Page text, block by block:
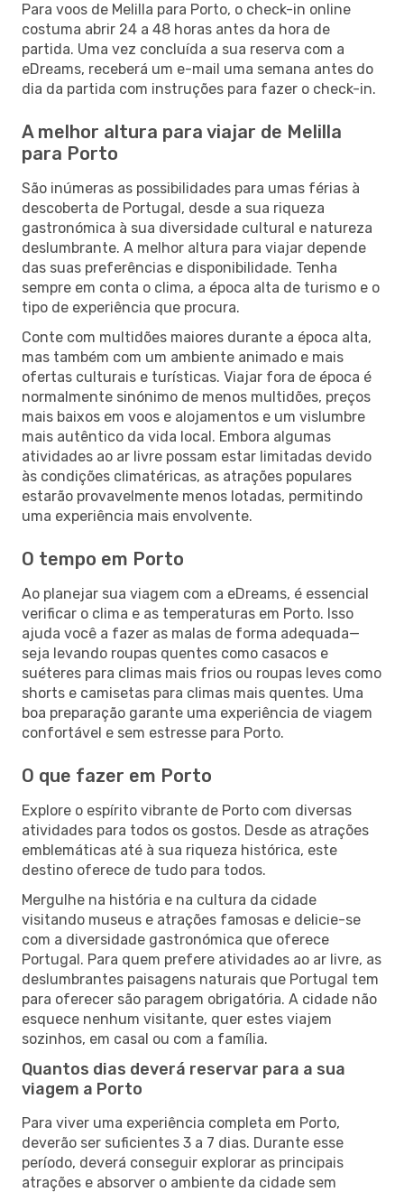
Para voos de Melilla para Porto, o check-in online
costuma abrir 24 a 48 horas antes da hora de
partida. Uma vez concluída a sua reserva com a
eDreams, receberá um e-mail uma semana antes do
dia da partida com instruções para fazer o check-in.
A melhor altura para viajar de Melilla
para Porto
São inúmeras as possibilidades para umas férias à
descoberta de Portugal, desde a sua riqueza
gastronómica à sua diversidade cultural e natureza
deslumbrante. A melhor altura para viajar depende
das suas preferências e disponibilidade. Tenha
sempre em conta o clima, a época alta de turismo e o
tipo de experiência que procura.
Conte com multidões maiores durante a época alta,
mas também com um ambiente animado e mais
ofertas culturais e turísticas. Viajar fora de época é
normalmente sinónimo de menos multidões, preços
mais baixos em voos e alojamentos e um vislumbre
mais autêntico da vida local. Embora algumas
atividades ao ar livre possam estar limitadas devido
às condições climatéricas, as atrações populares
estarão provavelmente menos lotadas, permitindo
uma experiência mais envolvente.
O tempo em Porto
Ao planejar sua viagem com a eDreams, é essencial
verificar o clima e as temperaturas em Porto. Isso
ajuda você a fazer as malas de forma adequada—
seja levando roupas quentes como casacos e
suéteres para climas mais frios ou roupas leves como
shorts e camisetas para climas mais quentes. Uma
boa preparação garante uma experiência de viagem
confortável e sem estresse para Porto.
O que fazer em Porto
Explore o espírito vibrante de Porto com diversas
atividades para todos os gostos. Desde as atrações
emblemáticas até à sua riqueza histórica, este
destino oferece de tudo para todos.
Mergulhe na história e na cultura da cidade
visitando museus e atrações famosas e delicie-se
com a diversidade gastronómica que oferece
Portugal. Para quem prefere atividades ao ar livre, as
deslumbrantes paisagens naturais que Portugal tem
para oferecer são paragem obrigatória. A cidade não
esquece nenhum visitante, quer estes viajem
sozinhos, em casal ou com a família.
Quantos dias deverá reservar para a sua
viagem a Porto
Para viver uma experiência completa em Porto,
deverão ser suficientes 3 a 7 dias. Durante esse
período, deverá conseguir explorar as principais
atrações e absorver o ambiente da cidade sem